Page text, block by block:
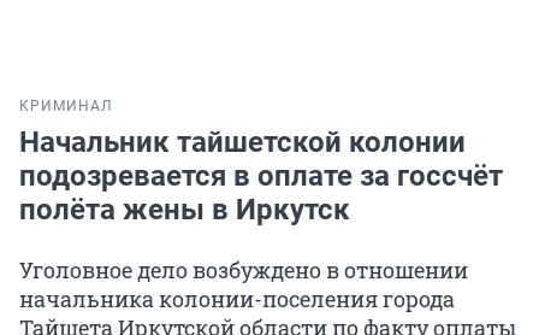
КРИМИНАЛ
Начальник тайшетской колонии
подозревается в оплате за госсчёт
полёта жены в Иркутск
Уголовное дело возбуждено в отношении
начальника колонии-поселения города
Тайшета Иркутской области по факту оплаты